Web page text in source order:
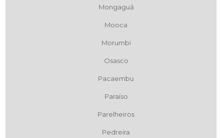
Mongaguá
Mooca
Morumbi
Osasco
Pacaembu
Paraíso
Parelheiros
Pedreira